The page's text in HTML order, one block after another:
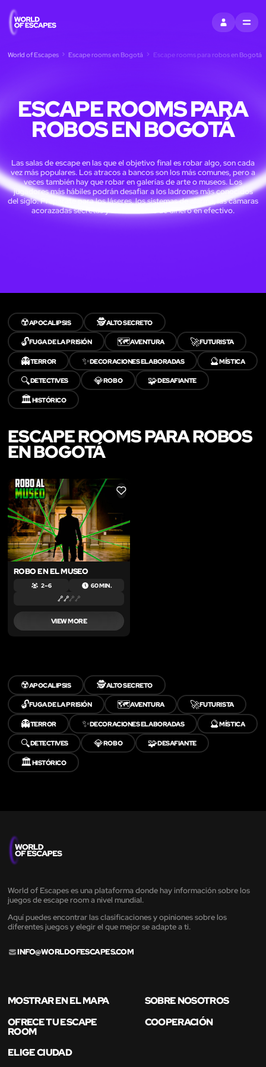
ENTRARMENU
World of Escapes Escape rooms en Bogotá Escape rooms para robos en Bogotá
ESCAPE ROOMS PARA
ROBOS EN BOGOTÁ
Las salas de escape en las que el objetivo final es robar algo, son cada
vez más populares. Los atracos a bancos son los más comunes, pero a
veces también hay que robar en galerías de arte o museos. Los
jugadores más hábiles podrán desafiar a los ladrones más conocidos
del siglo. Prepárate para los láseres, los sistemas de alarma, las cámaras
acorazadas secretas y las toneladas de dinero en efectivo.
☢️APOCALIPSIS 🕵️ALTO SECRETO
🔓FUGA DE LA PRISIÓN 🗺️AVENTURA 🚀FUTURISTA
👻TERROR ✨DECORACIONES ELABORADAS 🔮MÍSTICA
🔍DETECTIVES 💎ROBO 🧩DESAFIANTE
🏛️HISTÓRICO
ESCAPE ROOMS PARA ROBOS
EN BOGOTÁ
LIKE
ROBO EN EL MUSEO
2 – 6 60 MIN.
VIEW MORE
☢️APOCALIPSIS 🕵️ALTO SECRETO
🔓FUGA DE LA PRISIÓN 🗺️AVENTURA 🚀FUTURISTA
👻TERROR ✨DECORACIONES ELABORADAS 🔮MÍSTICA
🔍DETECTIVES 💎ROBO 🧩DESAFIANTE
🏛️HISTÓRICO
World of Escapes es una plataforma donde hay información sobre los
juegos de escape room a nivel mundial.
Aquí puedes encontrar las clasificaciones y opiniones sobre los
diferentes juegos y elegir el que mejor se adapte a ti.
INFO@WORLDOFESCAPES.COM
MOSTRAR EN EL MAPA
SOBRE NOSOTROS
OFRECE TU ESCAPE
ROOM
COOPERACIÓN
ELIGE CIUDAD